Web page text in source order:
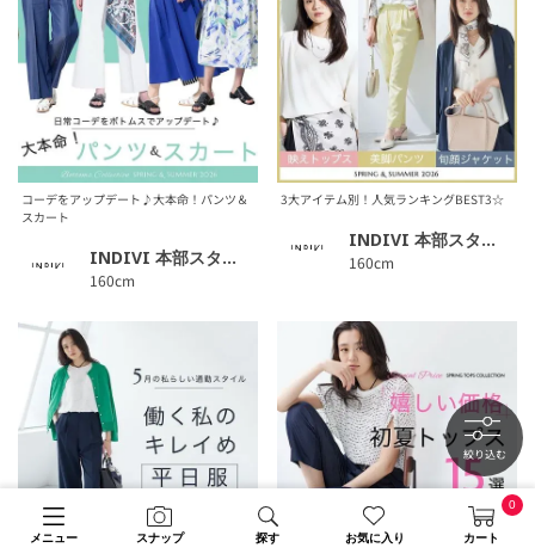
メニュー スナップ 探す お気に入り カート
0
絞り込む
コーデをアップデート♪大本命！パンツ＆
スカート
INDIVI 本部スタッフ
160cm
3大アイテム別！人気ランキングBEST3☆
INDIVI 本部スタッフ
160cm